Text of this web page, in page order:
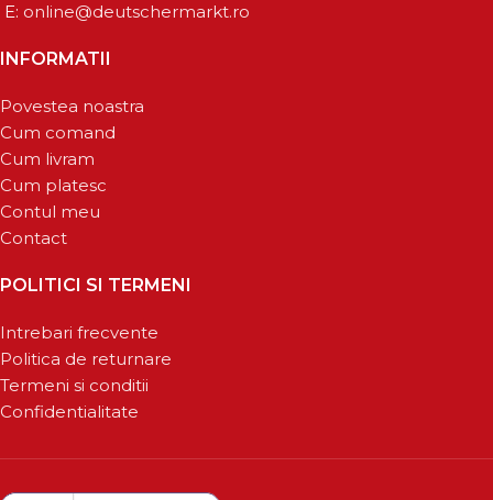
E: online@deutschermarkt.ro
INFORMATII
Povestea noastra
Cum comand
Cum livram
Cum platesc
Contul meu
Contact
POLITICI SI TERMENI
Intrebari frecvente
Politica de returnare
Termeni si conditii
Confidentialitate